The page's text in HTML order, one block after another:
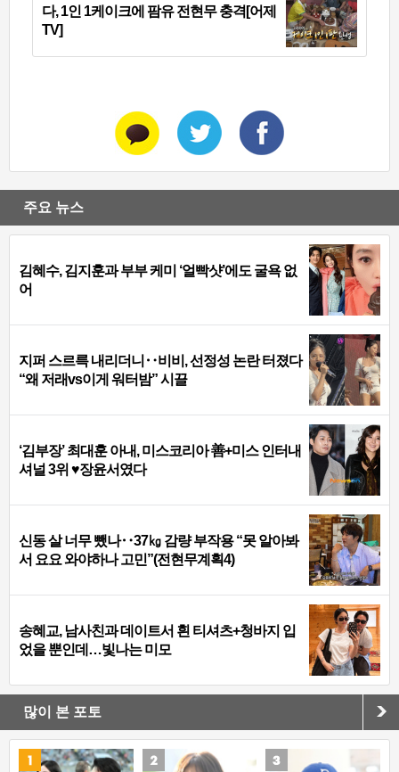
다, 1인 1케이크에 팜유 전현무 충격[어제
TV]
주요 뉴스
김혜수, 김지훈과 부부 케미 ‘얼빡샷’에도 굴욕 없
어
지퍼 스르륵 내리더니‥비비, 선정성 논란 터졌다
“왜 저래vs이게 워터밤” 시끌
‘김부장’ 최대훈 아내, 미스코리아 善+미스 인터내
셔널 3위 ♥장윤서였다
신동 살 너무 뺐나‥37㎏ 감량 부작용 “못 알아봐
서 요요 와야하나 고민”(전현무계획4)
송혜교, 남사친과 데이트서 흰 티셔츠+청바지 입
었을 뿐인데…빛나는 미모
많이 본 포토